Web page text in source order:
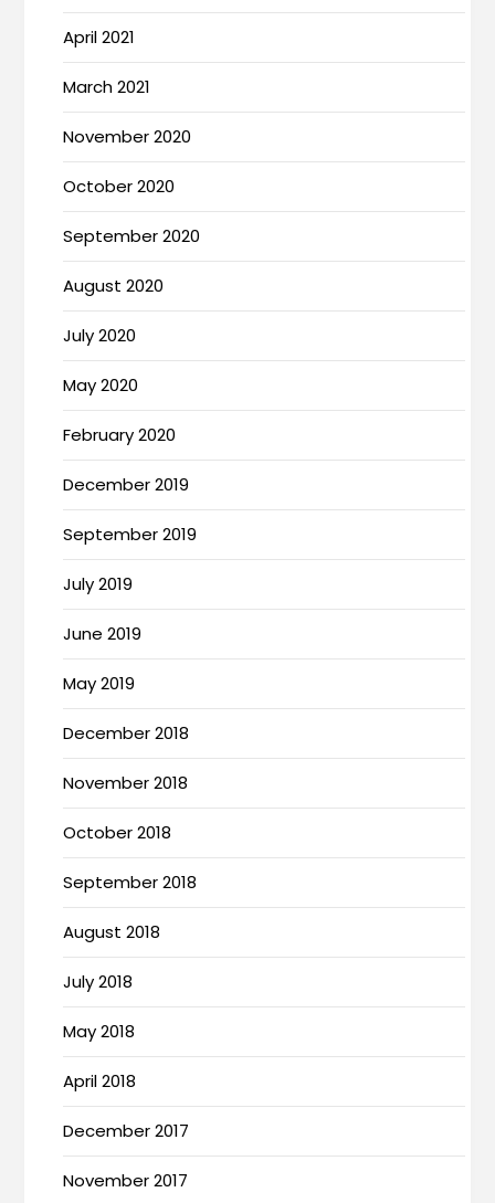
April 2021
March 2021
November 2020
October 2020
September 2020
August 2020
July 2020
May 2020
February 2020
December 2019
September 2019
July 2019
June 2019
May 2019
December 2018
November 2018
October 2018
September 2018
August 2018
July 2018
May 2018
April 2018
December 2017
November 2017